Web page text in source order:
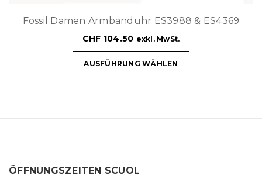
Fossil Damen Armbanduhr ES3988 & ES4369
CHF 104.50 exkl. MwSt.
AUSFÜHRUNG WÄHLEN
ÖFFNUNGSZEITEN SCUOL